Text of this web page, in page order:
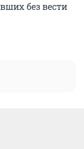
без вести